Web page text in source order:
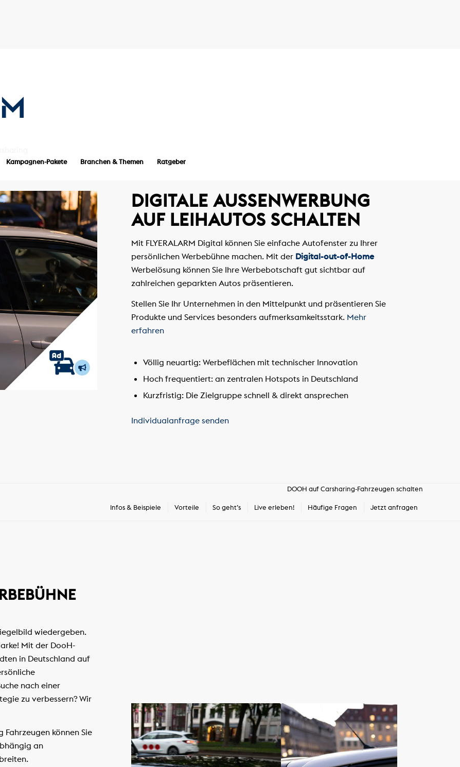
Kampagnen-Pakete Branchen & Themen Ratgeber
DIGITALE AUSSENWERBUNG A
UF LEIHAUTOS SCHALTEN
Mit FLYERALARM Digital können Sie einfache Autofenster zu Ihrer
persönlichen Werbebühne machen. Mit der Digital-out-of-Home
Werbelösung können Sie Ihre Werbebotschaft gut sichtbar auf
zahlreichen geparkten Autos präsentieren.
Stellen Sie Ihr Unternehmen in den Mittelpunkt und präsentieren Sie
Produkte und Services besonders aufmerksamkeitsstark. Mehr
erfahren
Völlig neuartig: Werbeflächen mit technischer Innovation
Hoch frequentiert: an zentralen Hotspots in Deutschland
Kurzfristig: Die Zielgruppe schnell & direkt ansprechen
Individualanfrage senden
DOOH auf Carsharing-Fahrzeugen schalten
Infos & Beispiele Vorteile So geht’s Live erleben! Häufige Fragen Jetzt anfragen
wiedergeben.
Mit der DooH-
in Deutschland auf
nach einer
zu verbessern? Wir
können Sie
an